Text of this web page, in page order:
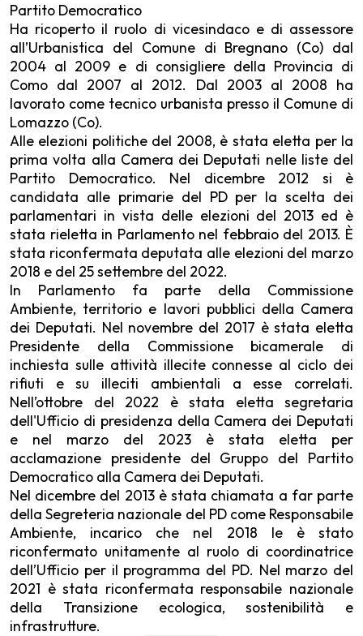
Partito Democratico
Ha ricoperto il ruolo di vicesindaco e di assessore
all’Urbanistica del Comune di Bregnano (Co) dal
2004 al 2009 e di consigliere della Provincia di
Como dal 2007 al 2012. Dal 2003 al 2008 ha
lavorato come tecnico urbanista presso il Comune di
Lomazzo (Co).
Alle elezioni politiche del 2008, è stata eletta per la
prima volta alla Camera dei Deputati nelle liste del
Partito Democratico. Nel dicembre 2012 si è
candidata alle primarie del PD per la scelta dei
parlamentari in vista delle elezioni del 2013 ed è
stata rieletta in Parlamento nel febbraio del 2013. È
stata riconfermata deputata alle elezioni del marzo
2018 e del 25 settembre del 2022.
In Parlamento fa parte della Commissione
Ambiente, territorio e lavori pubblici della Camera
dei Deputati. Nel novembre del 2017 è stata eletta
Presidente della Commissione bicamerale di
inchiesta sulle attività illecite connesse al ciclo dei
rifiuti e su illeciti ambientali a esse correlati.
Nell’ottobre del 2022 è stata eletta segretaria
dell'Ufficio di presidenza della Camera dei Deputati
e nel marzo del 2023 è stata eletta per
acclamazione presidente del Gruppo del Partito
Democratico alla Camera dei Deputati.
Nel dicembre del 2013 è stata chiamata a far parte
della Segreteria nazionale del PD come Responsabile
Ambiente, incarico che nel 2018 le è stato
riconfermato unitamente al ruolo di coordinatrice
dell’Ufficio per il programma del PD. Nel marzo del
2021 è stata riconfermata responsabile nazionale
della Transizione ecologica, sostenibilità e
infrastrutture.